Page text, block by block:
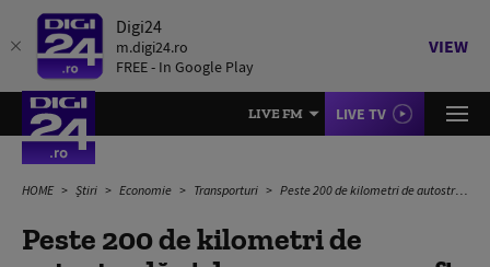
Digi24
m.digi24.ro
FREE - In Google Play
VIEW
LIVE FM LIVE TV
HOME Știri Economie Transporturi Peste 200 de kilometri de autostradă şi drum expres vor fi dați în trafic în 2026. Irinel Scrioşteanu: Va fi un an record
Peste 200 de kilometri de